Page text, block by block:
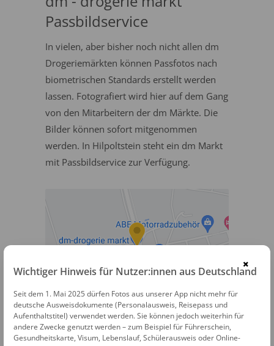
Passbildservice
In vielen, aber bisher noch nicht allen dm
Drogeriemärkten können Passfotos nach
biometrischen Standards erstellt werden
lassen. Fotografiert wird hier auf dem Gang
von den Mitarbeitern der dm Märkte. Die
Bilder können sofort mitgenommen
werden. In Hilpoltstein steht ein dm Markt
mit Passbildservice zur Verfügung.
dm Passbildservice
Allersberger Straße 21
91161 Hilpoltstein
×
Wichtiger Hinweis für Nutzer:innen aus Deutschland
Seit dem 1. Mai 2025 dürfen Fotos aus unserer App nicht mehr für
deutsche Ausweisdokumente (Personalausweis, Reisepass und
Aufenthaltstitel) verwendet werden. Sie können jedoch weiterhin für
andere Zwecke genutzt werden – zum Beispiel für Führerschein,
Gesundheitskarte, Visum, Lebenslauf, Schülerausweis oder Online-